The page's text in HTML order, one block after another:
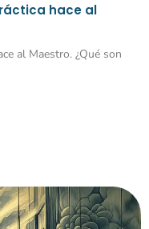
hace al
al Maestro. ¿Qué son